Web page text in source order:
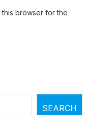
this browser for the
SEARCH